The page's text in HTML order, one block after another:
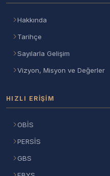
Hakkında
Tarihçe
Sayılarla Gelişim
Vizyon, Misyon ve Değerler
HIZLI ERIŞIM
OBİS
PERSİS
GBS